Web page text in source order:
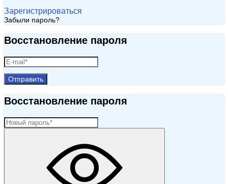
Зарегистрироваться
Забыли пароль?
Восстановление пароля
Отправить
Восстановление пароля